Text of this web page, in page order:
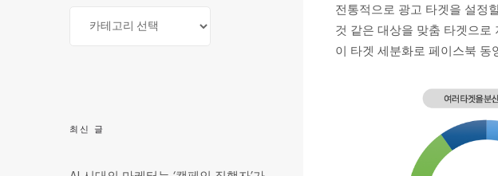
최신 글
전통적으로 광고 타겟을 설정
것 같은 대상을 맞춤 타겟으
이 타겟 세분화로 페이스북